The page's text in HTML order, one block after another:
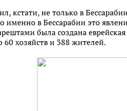
кстати, не только в
именно в Бессарабии это
была создана
60 хозяйств и 388 жителей.